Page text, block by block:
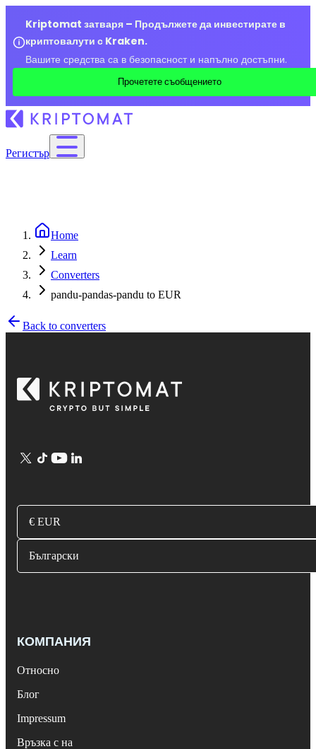
Kriptomat затваря – Продължете да инвестирате в
криптовалути с Kraken.
Вашите средства са в безопасност и напълно достъпни.
Прочетете съобщението
Регистър
Home
Learn
Converters
pandu-pandas-pandu to EUR
Back to converters
€ EUR
Български
КОМПАНИЯ
Относно
Блог
Impressum
Връзка с на